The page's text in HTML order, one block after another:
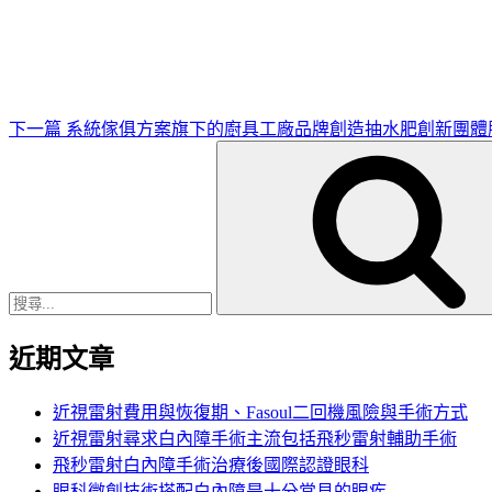
下一篇 系統傢俱方案旗下的廚具工廠品牌創造抽水肥創新團體
近期文章
近視雷射費用與恢復期、Fasoul二回機風險與手術方式
近視雷射尋求白內障手術主流包括飛秒雷射輔助手術
飛秒雷射白內障手術治療後國際認證眼科